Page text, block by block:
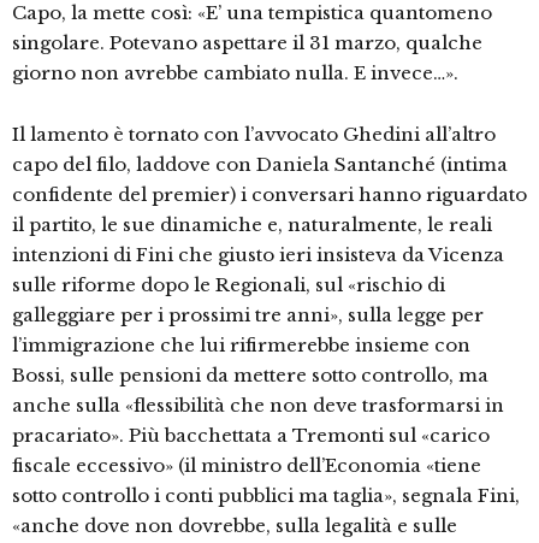
Capo, la mette così: «E’ una tempistica quantomeno
singolare. Potevano aspettare il 31 marzo, qualche
giorno non avrebbe cambiato nulla. E invece…».
Il lamento è tornato con l’avvocato Ghedini all’altro
capo del filo, laddove con Daniela Santanché (intima
confidente del premier) i conversari hanno riguardato
il partito, le sue dinamiche e, naturalmente, le reali
intenzioni di Fini che giusto ieri insisteva da Vicenza
sulle riforme dopo le Regionali, sul «rischio di
galleggiare per i prossimi tre anni», sulla legge per
l’immigrazione che lui rifirmerebbe insieme con
Bossi, sulle pensioni da mettere sotto controllo, ma
anche sulla «flessibilità che non deve trasformarsi in
pracariato». Più bacchettata a Tremonti sul «carico
fiscale eccessivo» (il ministro dell’Economia «tiene
sotto controllo i conti pubblici ma taglia», segnala Fini,
«anche dove non dovrebbe, sulla legalità e sulle